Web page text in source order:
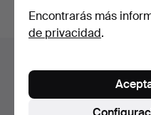
Estás buscando en el
Encontrarás más
de privacidad.